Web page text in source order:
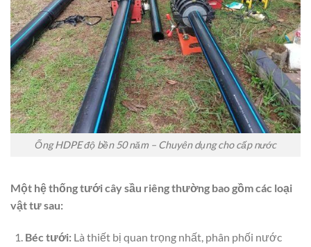
Ống HDPE độ bền 50 năm – Chuyên dụng cho cấp nước
Một hệ thống tưới cây sầu riêng thường bao gồm các loại
vật tư sau:
Béc tưới:Là thiết bị quan trọng nhất, phân phối nước